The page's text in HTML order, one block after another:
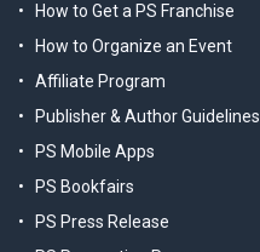
How to Get a PS Franchise
How to Organize an Event
Affiliate Program
Publisher & Author Guidelines
PS Mobile Apps
PS Bookfairs
PS Press Release